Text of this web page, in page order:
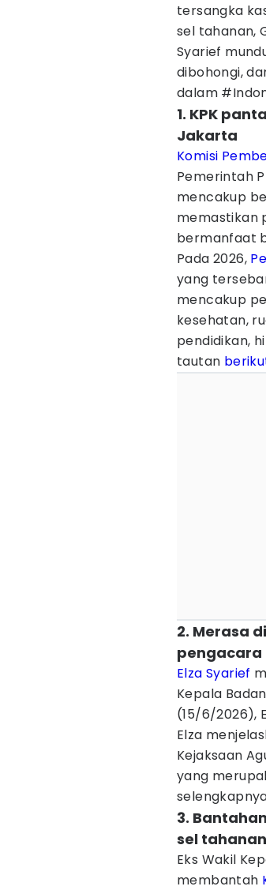
tersangka
sel tahanan,
Syarief
dibohongi,
dalam
1. KPK
Jakarta
Komisi
Pemerintah
mencakup
memastikan
bermanfaat
Pada 2026,
yang
mencakup
kesehatan,
pendidikan,
tautan
2. Merasa
pengacara
Elza Syarief
Kepala
(15/6/2026),
Elza
Kejaksaan
yang
3.
sel tahanan
Eks Wakil
membantah